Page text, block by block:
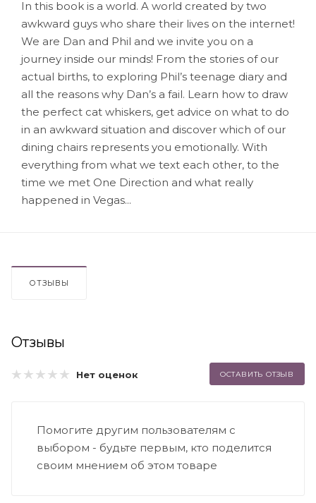
In this book is a world. A world created by two
awkward guys who share their lives on the internet!
We are Dan and Phil and we invite you on a
journey inside our minds! From the stories of our
actual births, to exploring Phil’s teenage diary and
all the reasons why Dan’s a fail. Learn how to draw
the perfect cat whiskers, get advice on what to do
in an awkward situation and discover which of our
dining chairs represents you emotionally. With
everything from what we text each other, to the
time we met One Direction and what really
happened in Vegas...
ОТЗЫВЫ
Отзывы
Нет оценок ОСТАВИТЬ ОТЗЫВ
Помогите другим пользователям с
выбором - будьте первым, кто поделится
своим мнением об этом товаре